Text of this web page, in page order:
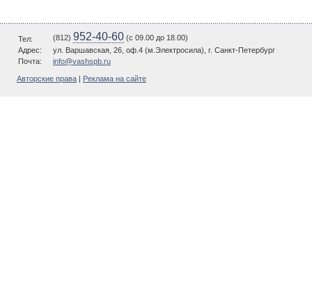
Тел: (812) 952-40-60 (c 09.00 до 18.00)
Адрес:
ул. Варшавская, 26, оф.4 (м.Электросила), г. Санкт-Петербург
Почта:
info@vashspb.ru
Авторские права Реклама на сайте